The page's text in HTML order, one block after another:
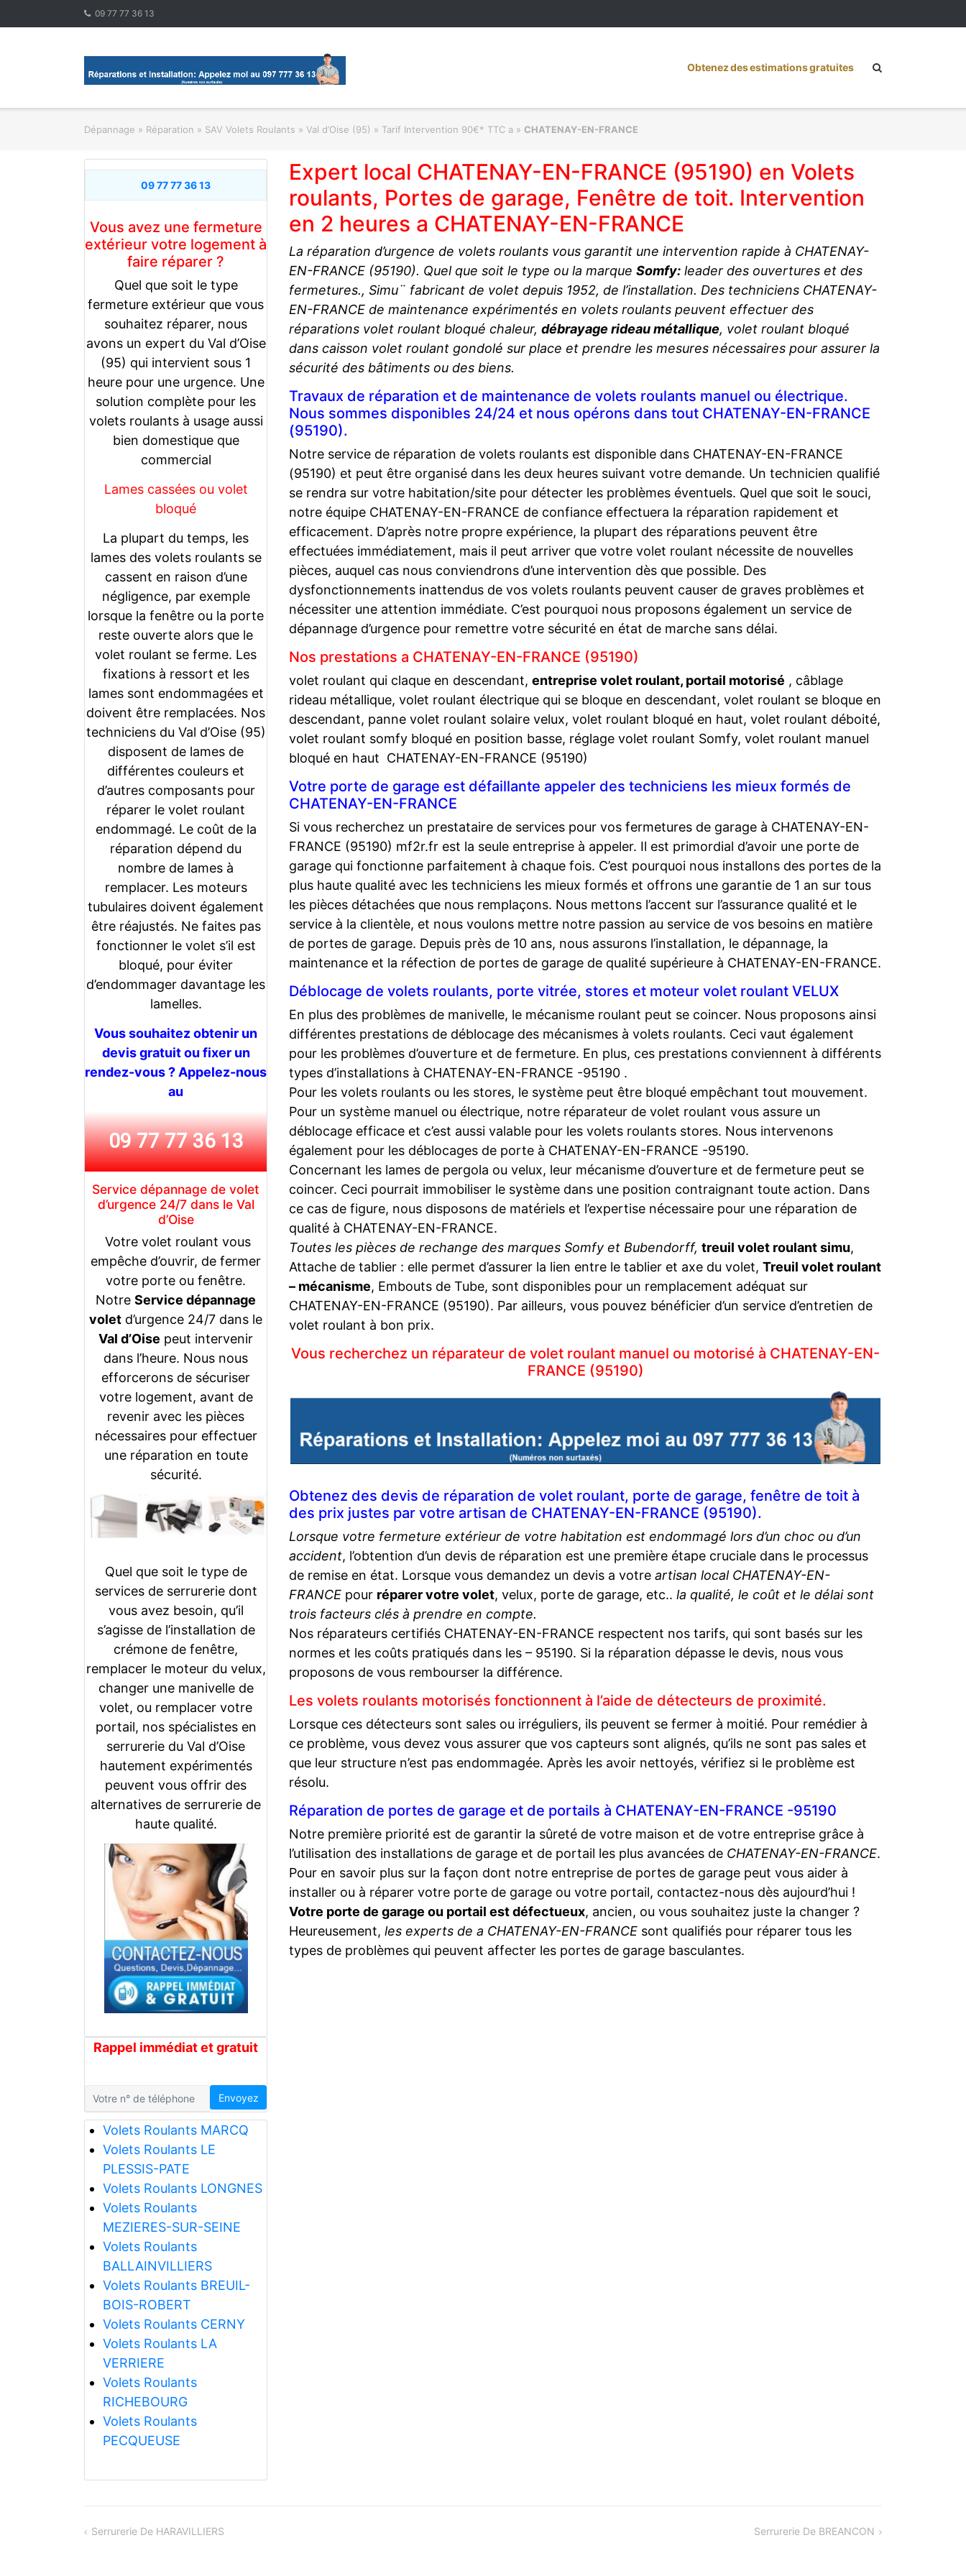
09 77 77 36 13
Obtenez des estimations gratuites
Dépannage » Réparation » SAV Volets Roulants » Val d’Oise (95) » Tarif Intervention 90€* TTC a » CHATENAY-EN-FRANCE
09 77 77 36 13
Vous avez une fermeture
extérieur votre logement à
faire réparer ?
Quel que soit le type
fermeture extérieur que vous
souhaitez réparer, nous
avons un expert du Val d’Oise
(95) qui intervient sous 1
heure pour une urgence. Une
solution complète pour les
volets roulants à usage aussi
bien domestique que
commercial
Lames cassées ou volet
bloqué
La plupart du temps, les
lames des volets roulants se
cassent en raison d’une
négligence, par exemple
lorsque la fenêtre ou la porte
reste ouverte alors que le
volet roulant se ferme. Les
fixations à ressort et les
lames sont endommagées et
doivent être remplacées. Nos
techniciens du Val d’Oise (95)
disposent de lames de
différentes couleurs et
d’autres composants pour
réparer le volet roulant
endommagé. Le coût de la
réparation dépend du
nombre de lames à
remplacer. Les moteurs
tubulaires doivent également
être réajustés. Ne faites pas
fonctionner le volet s’il est
bloqué, pour éviter
d’endommager davantage les
lamelles.
Vous souhaitez obtenir un
devis gratuit ou fixer un
rendez-vous ? Appelez-nous
au
09 77 77 36 13
Service dépannage de volet
d’urgence 24/7 dans le Val
d’Oise
Votre volet roulant vous
empêche d’ouvrir, de fermer
votre porte ou fenêtre.
Notre Service dépannage
volet d’urgence 24/7 dans le
Val d’Oise peut intervenir
dans l’heure. Nous nous
efforcerons de sécuriser
votre logement, avant de
revenir avec les pièces
nécessaires pour effectuer
une réparation en toute
sécurité.
Quel que soit le type de
services de serrurerie dont
vous avez besoin, qu’il
s’agisse de l’installation de
crémone de fenêtre,
remplacer le moteur du velux,
changer une manivelle de
volet, ou remplacer votre
portail, nos spécialistes en
serrurerie du Val d’Oise
hautement expérimentés
peuvent vous offrir des
alternatives de serrurerie de
haute qualité.
Rappel immédiat et gratuit
Envoyez
Volets Roulants MARCQ
Volets Roulants LE
PLESSIS-PATE
Volets Roulants LONGNES
Volets Roulants
MEZIERES-SUR-SEINE
Volets Roulants
BALLAINVILLIERS
Volets Roulants BREUIL-
BOIS-ROBERT
Volets Roulants CERNY
Volets Roulants LA
VERRIERE
Volets Roulants
RICHEBOURG
Volets Roulants
PECQUEUSE
Expert local CHATENAY-EN-FRANCE (95190) en Volets
roulants, Portes de garage, Fenêtre de toit. Intervention
en 2 heures a CHATENAY-EN-FRANCE
La réparation d’urgence de volets roulants vous garantit une intervention rapide à CHATENAY-
EN-FRANCE (95190). Quel que soit le type ou la marque Somfy: leader des ouvertures et des
fermetures., Simu¨ fabricant de volet depuis 1952, de l’installation. Des techniciens CHATENAY-
EN-FRANCE de maintenance expérimentés en volets roulants peuvent effectuer des
réparations volet roulant bloqué chaleur, débrayage rideau métallique, volet roulant bloqué
dans caisson volet roulant gondolé sur place et prendre les mesures nécessaires pour assurer la
sécurité des bâtiments ou des biens.
Travaux de réparation et de maintenance de volets roulants manuel ou électrique.
Nous sommes disponibles 24/24 et nous opérons dans tout CHATENAY-EN-FRANCE
(95190).
Notre service de réparation de volets roulants est disponible dans CHATENAY-EN-FRANCE
(95190) et peut être organisé dans les deux heures suivant votre demande. Un technicien qualifié
se rendra sur votre habitation/site pour détecter les problèmes éventuels. Quel que soit le souci,
notre équipe CHATENAY-EN-FRANCE de confiance effectuera la réparation rapidement et
efficacement. D’après notre propre expérience, la plupart des réparations peuvent être
effectuées immédiatement, mais il peut arriver que votre volet roulant nécessite de nouvelles
pièces, auquel cas nous conviendrons d’une intervention dès que possible. Des
dysfonctionnements inattendus de vos volets roulants peuvent causer de graves problèmes et
nécessiter une attention immédiate. C’est pourquoi nous proposons également un service de
dépannage d’urgence pour remettre votre sécurité en état de marche sans délai.
Nos prestations a CHATENAY-EN-FRANCE (95190)
volet roulant qui claque en descendant, entreprise volet roulant, portail motorisé , câblage
rideau métallique, volet roulant électrique qui se bloque en descendant, volet roulant se bloque en
descendant, panne volet roulant solaire velux, volet roulant bloqué en haut, volet roulant déboité,
volet roulant somfy bloqué en position basse, réglage volet roulant Somfy, volet roulant manuel
bloqué en haut CHATENAY-EN-FRANCE (95190)
Votre porte de garage est défaillante appeler des techniciens les mieux formés de
CHATENAY-EN-FRANCE
Si vous recherchez un prestataire de services pour vos fermetures de garage à CHATENAY-EN-
FRANCE (95190) mf2r.fr est la seule entreprise à appeler. Il est primordial d’avoir une porte de
garage qui fonctionne parfaitement à chaque fois. C’est pourquoi nous installons des portes de la
plus haute qualité avec les techniciens les mieux formés et offrons une garantie de 1 an sur tous
les pièces détachées que nous remplaçons. Nous mettons l’accent sur l’assurance qualité et le
service à la clientèle, et nous voulons mettre notre passion au service de vos besoins en matière
de portes de garage. Depuis près de 10 ans, nous assurons l’installation, le dépannage, la
maintenance et la réfection de portes de garage de qualité supérieure à CHATENAY-EN-FRANCE.
Déblocage de volets roulants, porte vitrée, stores et moteur volet roulant VELUX
En plus des problèmes de manivelle, le mécanisme roulant peut se coincer. Nous proposons ainsi
différentes prestations de déblocage des mécanismes à volets roulants. Ceci vaut également
pour les problèmes d’ouverture et de fermeture. En plus, ces prestations conviennent à différents
types d’installations à CHATENAY-EN-FRANCE -95190 .
Pour les volets roulants ou les stores, le système peut être bloqué empêchant tout mouvement.
Pour un système manuel ou électrique, notre réparateur de volet roulant vous assure un
déblocage efficace et c’est aussi valable pour les volets roulants stores. Nous intervenons
également pour les déblocages de porte à CHATENAY-EN-FRANCE -95190.
Concernant les lames de pergola ou velux, leur mécanisme d’ouverture et de fermeture peut se
coincer. Ceci pourrait immobiliser le système dans une position contraignant toute action. Dans
ce cas de figure, nous disposons de matériels et l’expertise nécessaire pour une réparation de
qualité à CHATENAY-EN-FRANCE.
Toutes les pièces de rechange des marques Somfy et Bubendorff, treuil volet roulant simu,
Attache de tablier : elle permet d’assurer la lien entre le tablier et axe du volet, Treuil volet roulant
– mécanisme, Embouts de Tube, sont disponibles pour un remplacement adéquat sur
CHATENAY-EN-FRANCE (95190). Par ailleurs, vous pouvez bénéficier d’un service d’entretien de
volet roulant à bon prix.
Vous recherchez un réparateur de volet roulant manuel ou motorisé à CHATENAY-EN-
FRANCE (95190)
Obtenez des devis de réparation de volet roulant, porte de garage, fenêtre de toit à
des prix justes par votre artisan de CHATENAY-EN-FRANCE (95190).
Lorsque votre fermeture extérieur de votre habitation est endommagé lors d’un choc ou d’un
accident, l’obtention d’un devis de réparation est une première étape cruciale dans le processus
de remise en état. Lorsque vous demandez un devis a votre artisan local CHATENAY-EN-
FRANCE pour réparer votre volet, velux, porte de garage, etc.. la qualité, le coût et le délai sont
trois facteurs clés à prendre en compte.
Nos réparateurs certifiés CHATENAY-EN-FRANCE respectent nos tarifs, qui sont basés sur les
normes et les coûts pratiqués dans les – 95190. Si la réparation dépasse le devis, nous vous
proposons de vous rembourser la différence.
Les volets roulants motorisés fonctionnent à l’aide de détecteurs de proximité.
Lorsque ces détecteurs sont sales ou irréguliers, ils peuvent se fermer à moitié. Pour remédier à
ce problème, vous devez vous assurer que vos capteurs sont alignés, qu’ils ne sont pas sales et
que leur structure n’est pas endommagée. Après les avoir nettoyés, vérifiez si le problème est
résolu.
Réparation de portes de garage et de portails à CHATENAY-EN-FRANCE -95190
Notre première priorité est de garantir la sûreté de votre maison et de votre entreprise grâce à
l’utilisation des installations de garage et de portail les plus avancées de CHATENAY-EN-FRANCE.
Pour en savoir plus sur la façon dont notre entreprise de portes de garage peut vous aider à
installer ou à réparer votre porte de garage ou votre portail, contactez-nous dès aujourd’hui !
Votre porte de garage ou portail est défectueux, ancien, ou vous souhaitez juste la changer ?
Heureusement, les experts de a CHATENAY-EN-FRANCE sont qualifiés pour réparer tous les
types de problèmes qui peuvent affecter les portes de garage basculantes.
Navigation
Serrurerie De HARAVILLIERS Serrurerie De BREANCON